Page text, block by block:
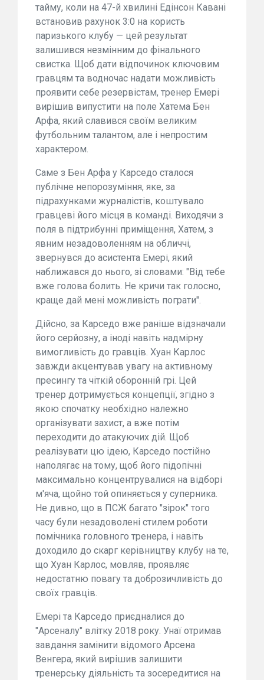
тайму, коли на 47-й хвилині Едінсон Кавані
встановив рахунок 3:0 на користь
паризького клубу — цей результат
залишився незмінним до фінального
свистка. Щоб дати відпочинок ключовим
гравцям та водночас надати можливість
проявити себе резервістам, тренер Емері
вирішив випустити на поле Хатема Бен
Арфа, який славився своїм великим
футбольним талантом, але і непростим
характером.
Саме з Бен Арфа у Карседо сталося
публічне непорозуміння, яке, за
підрахунками журналістів, коштувало
гравцеві його місця в команді. Виходячи з
поля в підтрибунні приміщення, Хатем, з
явним незадоволенням на обличчі,
звернувся до асистента Емері, який
наближався до нього, зі словами: "Від тебе
вже голова болить. Не кричи так голосно,
краще дай мені можливість пограти".
Дійсно, за Карседо вже раніше відзначали
його серйозну, а іноді навіть надмірну
вимогливість до гравців. Хуан Карлос
завжди акцентував увагу на активному
пресингу та чіткій оборонній грі. Цей
тренер дотримується концепції, згідно з
якою спочатку необхідно належно
організувати захист, а вже потім
переходити до атакуючих дій. Щоб
реалізувати цю ідею, Карседо постійно
наполягає на тому, щоб його підопічні
максимально концентрувалися на відборі
м'яча, щойно той опиняється у суперника.
Не дивно, що в ПСЖ багато "зірок" того
часу були незадоволені стилем роботи
помічника головного тренера, і навіть
доходило до скарг керівництву клубу на те,
що Хуан Карлос, мовляв, проявляє
недостатню повагу та доброзичливість до
своїх гравців.
Емері та Карседо приєдналися до
"Арсеналу" влітку 2018 року. Унаї отримав
завдання замінити відомого Арсена
Венгера, який вирішив залишити
тренерську діяльність та зосередитися на